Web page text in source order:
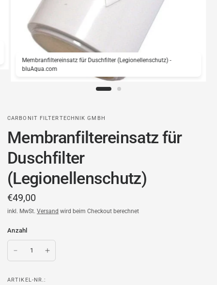
Membranfiltereinsatz für Duschfilter (Legionellenschutz) -
bluAqua.com
CARBONIT FILTERTECHNIK GMBH
Membranfiltereinsatz für
Duschfilter
(Legionellenschutz)
€49,00
inkl. MwSt. Versand wird beim Checkout berechnet
Anzahl
ARTIKEL-NR.: